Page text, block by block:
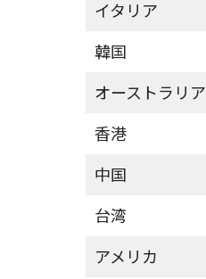
イタリア
韓国
オーストラリア
香港
中国
台湾
アメリカ